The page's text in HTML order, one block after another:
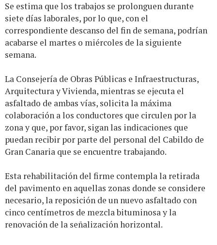
Se estima que los trabajos se prolonguen durante
siete días laborales, por lo que, con el
correspondiente descanso del fin de semana, podrían
acabarse el martes o miércoles de la siguiente
semana.
La Consejería de Obras Públicas e Infraestructuras,
Arquitectura y Vivienda, mientras se ejecuta el
asfaltado de ambas vías, solicita la máxima
colaboración a los conductores que circulen por la
zona y que, por favor, sigan las indicaciones que
puedan recibir por parte del personal del Cabildo de
Gran Canaria que se encuentre trabajando.
Esta rehabilitación del firme contempla la retirada
del pavimento en aquellas zonas donde se considere
necesario, la reposición de un nuevo asfaltado con
cinco centímetros de mezcla bituminosa y la
renovación de la señalización horizontal.